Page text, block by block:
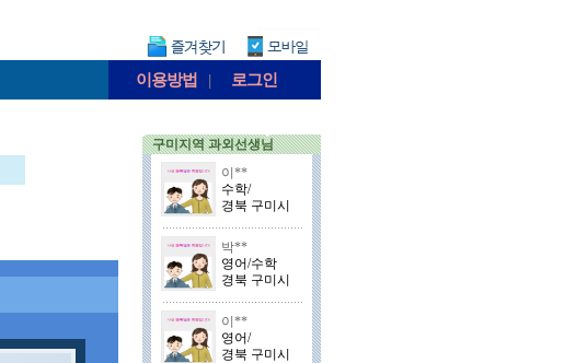
이용방법 | 로그인
구미지역 과외선생님
이**
수학/
경북 구미시
박**
영어/수학
경북 구미시
이**
영어/
경북 구미시